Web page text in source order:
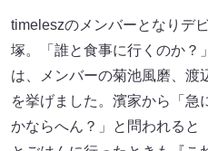
timeleszのメンバーとなりデ
塚。「誰と食事に行くのか？
は、メンバーの菊池風磨、渡
を挙げました。濱家から「急
かならへん？」と問われると